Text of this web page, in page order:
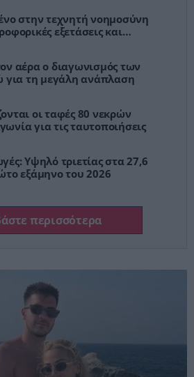
στην τεχνητή νοημοσύνη
εξετάσεις και
αέρα ο διαγωνισμός των
για τη μεγάλη ανάπλαση
οι ταφές 80 νεκρών
για τις ταυτοποιήσεις
Υψηλό τριετίας στα 27,6
εξάμηνο του 2026
περισσότερα